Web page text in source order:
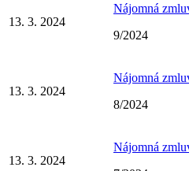
13. 3. 2024
Nájomná
9/2024
13. 3. 2024
Nájomná
8/2024
13. 3. 2024
Nájomná